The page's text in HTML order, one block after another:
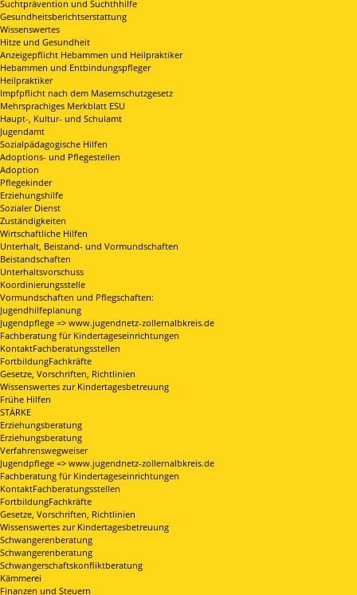
Suchtprävention und Suchthhilfe
Gesundheitsberichtserstattung
Wissenswertes
Hitze und Gesundheit
Anzeigepflicht Hebammen und Heilpraktiker
Hebammen und Entbindungspfleger
Heilpraktiker
Impfpflicht nach dem Masernschutzgesetz
Mehrsprachiges Merkblatt ESU
Haupt-, Kultur- und Schulamt
Jugendamt
Sozialpädagogische Hilfen
Adoptions- und Pflegestellen
Adoption
Pflegekinder
Erziehungshilfe
Sozialer Dienst
Zuständigkeiten
Wirtschaftliche Hilfen
Unterhalt, Beistand- und Vormundschaften
Beistandschaften
Unterhaltsvorschuss
Koordinierungsstelle
Vormundschaften und Pflegschaften:
Jugendhilfeplanung
Jugendpflege => www.jugendnetz-zollernalbkreis.de
Fachberatung für Kindertageseinrichtungen
KontaktFachberatungsstellen
FortbildungFachkräfte
Gesetze, Vorschriften, Richtlinien
Wissenswertes zur Kindertagesbetreuung
Frühe Hilfen
STÄRKE
Erziehungsberatung
Erziehungsberatung
Verfahrenswegweiser
Jugendpflege => www.jugendnetz-zollernalbkreis.de
Fachberatung für Kindertageseinrichtungen
KontaktFachberatungsstellen
FortbildungFachkräfte
Gesetze, Vorschriften, Richtlinien
Wissenswertes zur Kindertagesbetreuung
Schwangerenberatung
Schwangerenberatung
Schwangerschaftskonfliktberatung
Kämmerei
Finanzen und Steuern